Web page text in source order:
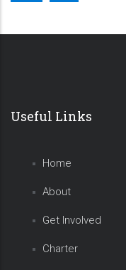
Useful Links
Home
About
Get Involved
Charter